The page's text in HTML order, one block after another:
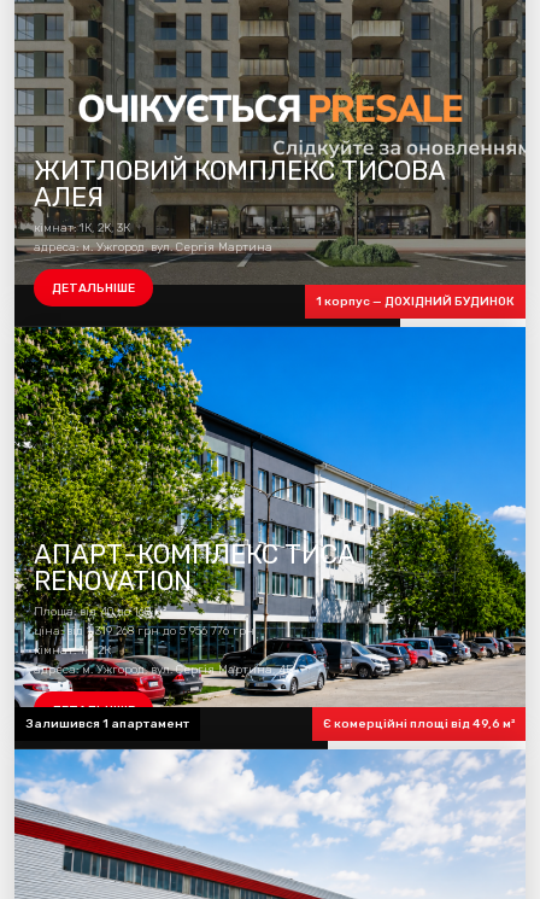
1 корпус — ДОХІДНИЙ БУДИНОК
ЖИТЛОВИЙ КОМПЛЕКС ТИСОВА
АЛЕЯ
кімнат: 1К, 2К, 3К
адреса: м. Ужгород, вул. Сергія Мартина
ДЕТАЛЬНІШЕ
Залишився 1 апартамент Є комерційні площі від 49,6 м²
готовність комплексу 100%
АПАРТ-КОМПЛЕКС ТИСА
RENOVATION
Площа: від 40 до 168 м²
ціна: від 1 319 268 грн до 5 956 776 грн
кімнат: 1К, 2К
адреса: м. Ужгород, вул. Сергія Мартина, 4Б
ДЕТАЛЬНІШЕ